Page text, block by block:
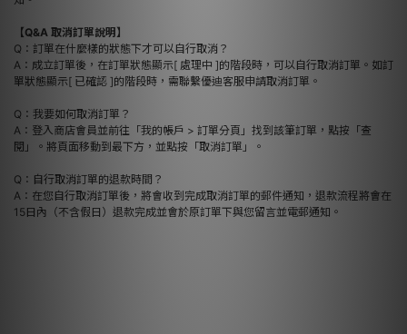
【Q&A 取消訂單說明】
Q：訂單在什麼樣的狀態下才可以自行取消？
A：成立訂單後，在訂單狀態顯示[ 處理中 ]的階段時，可以自行取消訂單。如訂
單狀態顯示[ 已確認 ]的階段時，需聯繫優迪客服申請取消訂單。
Q：我要如何取消訂單？
A：登入商店會員並前往「我的帳戶 > 訂單分頁」找到該筆訂單，點按「查
閱」。將頁面移動到最下方，並點按「取消訂單」。
Q：自行取消訂單的退款時間？
A：在您自行取消訂單後，將會收到完成取消訂單的郵件通知，退款流程將會在
15日內（不含假日）退款完成並會於原訂單下與您留言並電郵通知。